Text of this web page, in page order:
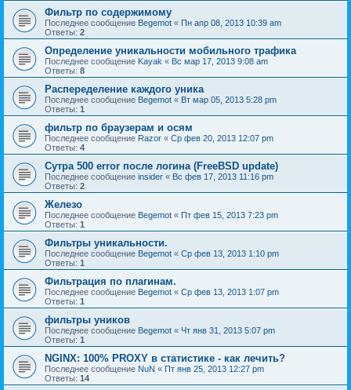
Фильтр по содержимому
Последнее сообщение Begemot « Пн апр 08, 2013 10:39 am
Ответы: 2
Определение уникальности мобильного трафика
Последнее сообщение Kayak « Вс мар 17, 2013 9:08 am
Ответы: 8
Распеределение каждого уника
Последнее сообщение Begemot « Вт мар 05, 2013 5:28 pm
Ответы: 1
фильтр по браузерам и осям
Последнее сообщение Razor « Ср фев 20, 2013 12:07 pm
Ответы: 4
Сутра 500 error после логина (FreeBSD update)
Последнее сообщение insider « Вс фев 17, 2013 11:16 pm
Ответы: 2
Железо
Последнее сообщение Begemot « Пт фев 15, 2013 7:23 pm
Ответы: 1
Фильтры уникальности.
Последнее сообщение Begemot « Ср фев 13, 2013 1:10 pm
Ответы: 1
Фильтрация по плагинам.
Последнее сообщение Begemot « Ср фев 13, 2013 1:07 pm
Ответы: 1
фильтры уников
Последнее сообщение Begemot « Чт янв 31, 2013 5:07 pm
Ответы: 1
NGINX: 100% PROXY в статистике - как лечить?
Последнее сообщение NuN « Пт янв 25, 2013 12:27 pm
Ответы: 14